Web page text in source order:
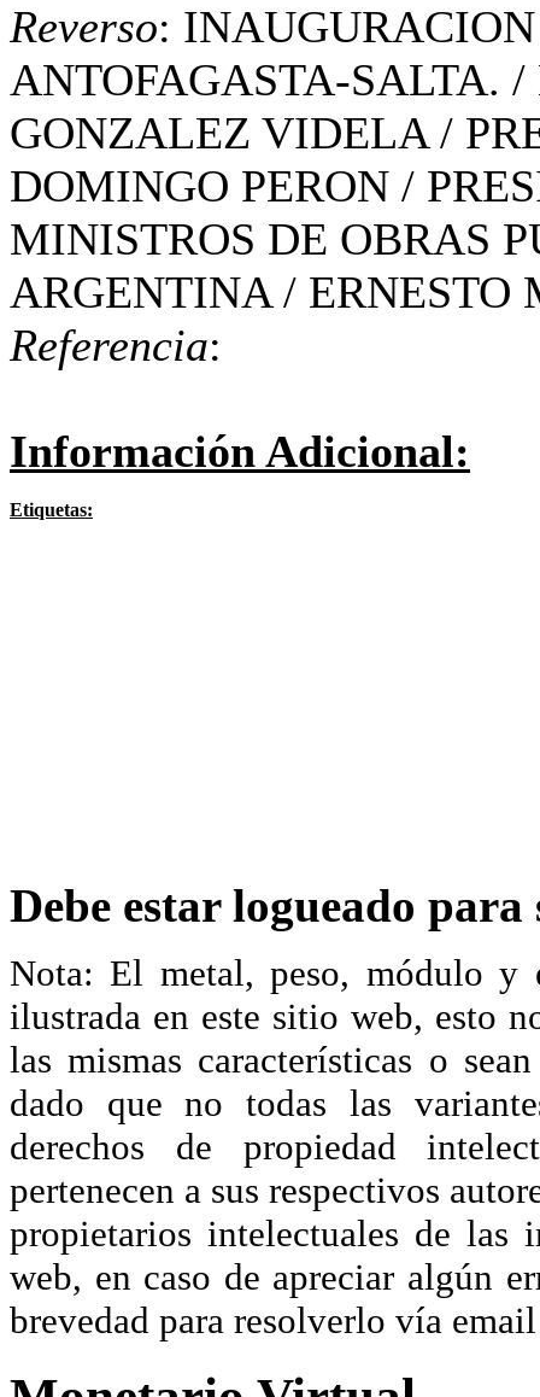
Reverso:
ANTOFAGASTA-SALTA.
GONZALEZ VIDELA /
DOMINGO PERON /
MINISTROS DE OBRAS
ARGENTINA / ERNESTO
Referencia:
Información Adicional:
Etiquetas:
Debe estar logueado
Nota: El metal, peso, módulo y
ilustrada en este sitio web, esto
las mismas características o
dado que no todas las
derechos de propiedad
pertenecen a sus respectivos
propietarios intelectuales de las
web, en caso de apreciar algún
brevedad para resolverlo vía